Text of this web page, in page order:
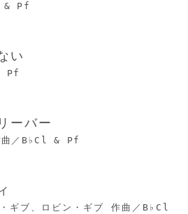
& Pf
い
Pf
ーバー
曲／B♭Cl & Pf
ギブ、ロビン・ギブ 作曲／B♭Cl